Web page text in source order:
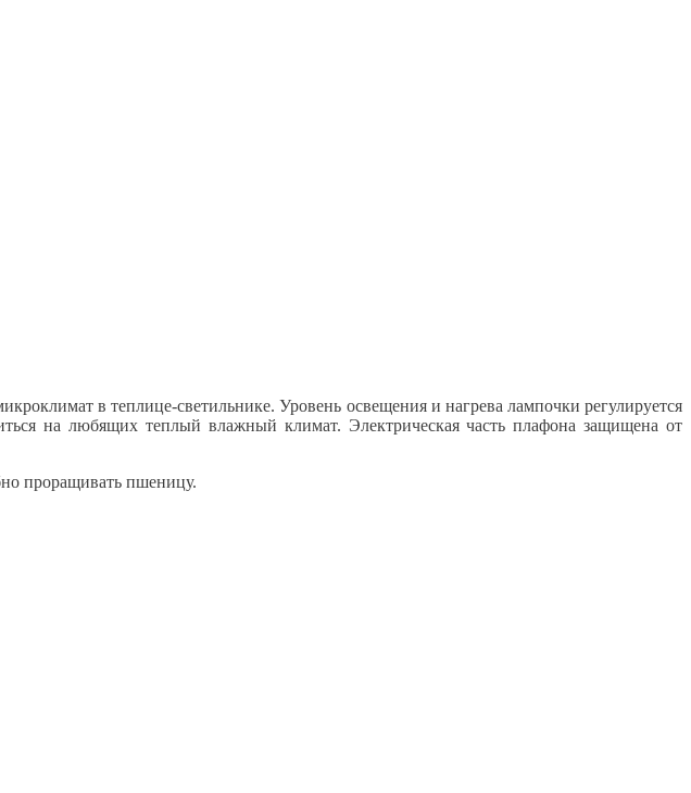
в теплице-светильнике. Уровень освещения и нагрева лампочки регулируется
на любящих теплый влажный климат. Электрическая часть плафона защищена от
проращивать пшеницу.